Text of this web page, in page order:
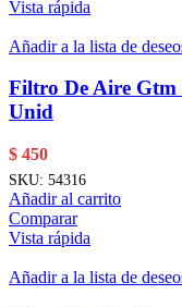
Vista rápida
Añadir a la lista de
Filtro De Aire Gtm
Unid
$ 450
SKU: 54316
Añadir al carrito
Comparar
Vista rápida
Añadir a la lista de